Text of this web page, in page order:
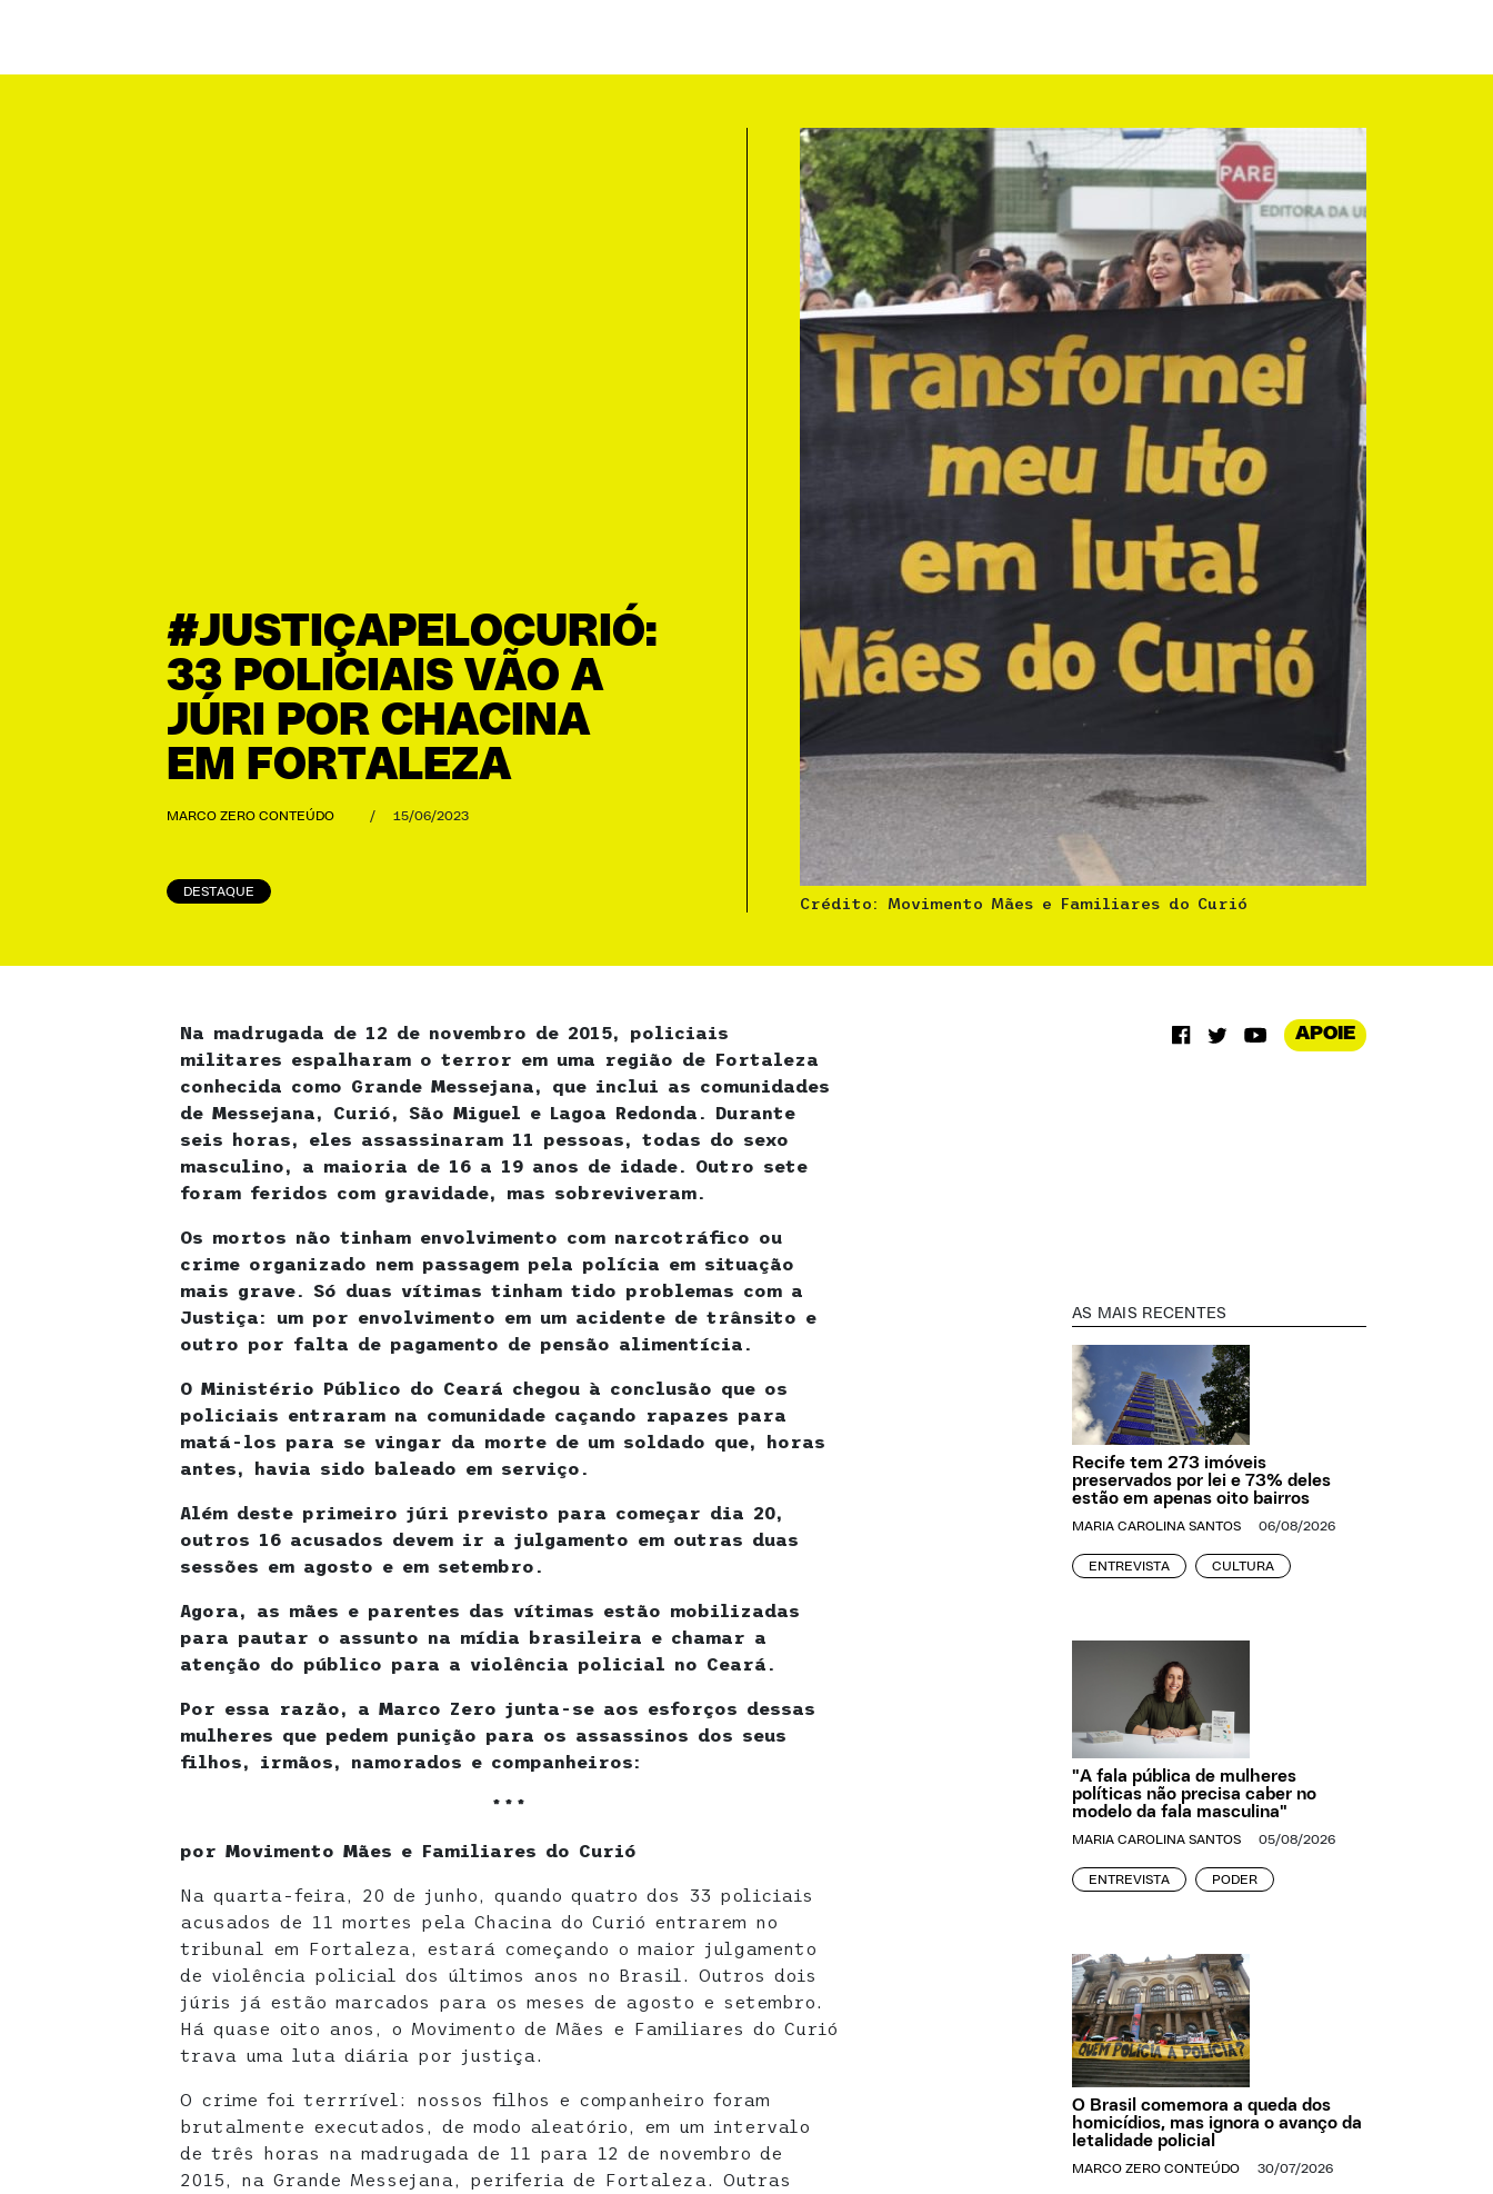
#JUSTIÇAPELOCURIÓ:
33 POLICIAIS VÃO A
JÚRI POR CHACINA
EM FORTALEZA
MARCO ZERO CONTEÚDO / 15/06/2023
DESTAQUE
Crédito: Movimento Mães e Familiares do Curió
Na madrugada de 12 de novembro de 2015, policiais
militares espalharam o terror em uma região de Fortaleza
conhecida como Grande Messejana, que inclui as comunidades
de Messejana, Curió, São Miguel e Lagoa Redonda. Durante
seis horas, eles assassinaram 11 pessoas, todas do sexo
masculino, a maioria de 16 a 19 anos de idade. Outro sete
foram feridos com gravidade, mas sobreviveram.
Os mortos não tinham envolvimento com narcotráfico ou
crime organizado nem passagem pela polícia em situação
mais grave. Só duas vítimas tinham tido problemas com a
Justiça: um por envolvimento em um acidente de trânsito e
outro por falta de pagamento de pensão alimentícia.
O Ministério Público do Ceará chegou à conclusão que os
policiais entraram na comunidade caçando rapazes para
matá-los para se vingar da morte de um soldado que, horas
antes, havia sido baleado em serviço.
Além deste primeiro júri previsto para começar dia 20,
outros 16 acusados devem ir a julgamento em outras duas
sessões em agosto e em setembro.
Agora, as mães e parentes das vítimas estão mobilizadas
para pautar o assunto na mídia brasileira e chamar a
atenção do público para a violência policial no Ceará.
Por essa razão, a Marco Zero junta-se aos esforços dessas
mulheres que pedem punição para os assassinos dos seus
filhos, irmãos, namorados e companheiros:
***
por Movimento Mães e Familiares do Curió
Na quarta-feira, 20 de junho, quando quatro dos 33 policiais
acusados de 11 mortes pela Chacina do Curió entrarem no
tribunal em Fortaleza, estará começando o maior julgamento
de violência policial dos últimos anos no Brasil. Outros dois
júris já estão marcados para os meses de agosto e setembro.
Há quase oito anos, o Movimento de Mães e Familiares do Curió
trava uma luta diária por justiça.
O crime foi terrrível: nossos filhos e companheiro foram
brutalmente executados, de modo aleatório, em um intervalo
de três horas na madrugada de 11 para 12 de novembro de
2015, na Grande Messejana, periferia de Fortaleza. Outras
APOIE
AS MAIS RECENTES
Recife tem 273 imóveis
preservados por lei e 73% deles
estão em apenas oito bairros
MARIA CAROLINA SANTOS 06/08/2026
ENTREVISTA CULTURA
"A fala pública de mulheres
políticas não precisa caber no
modelo da fala masculina"
MARIA CAROLINA SANTOS 05/08/2026
ENTREVISTA PODER
O Brasil comemora a queda dos
homicídios, mas ignora o avanço da
letalidade policial
MARCO ZERO CONTEÚDO 30/07/2026